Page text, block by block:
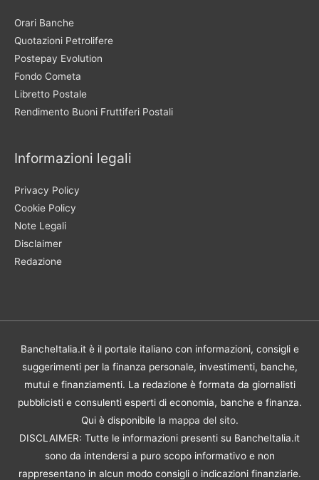
Orari Banche
Quotazioni Petrolifere
Postepay Evolution
Fondo Cometa
Libretto Postale
Rendimento Buoni Fruttiferi Postali
Informazioni legali
Privacy Policy
Cookie Policy
Note Legali
Disclaimer
Redazione
BancheItalia.it è il portale italiano con informazioni, consigli e
suggerimenti per la finanza personale, investimenti, banche,
mutui e finanziamenti. La redazione è formata da giornalisti
pubblicisti e consulenti esperti di economia, banche e finanza.
Qui è disponibile la mappa del sito.
DISCLAIMER: Tutte le informazioni presenti su BancheItalia.it
sono da intendersi a puro scopo informativo e non
rappresentano in alcun modo consigli o indicazioni finanziarie.